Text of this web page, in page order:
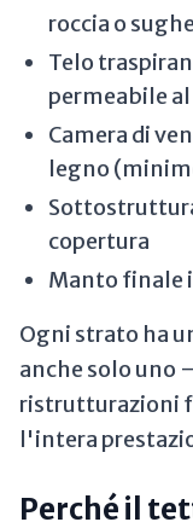
roccia o
Telo
permeabile
Camera di
legno
copertura
Manto finale
Ogni strato ha
anche solo uno
ristrutturazioni
l'intera
Perché il